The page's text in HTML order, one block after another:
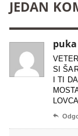
JEDAN
puka
SI
I TI
